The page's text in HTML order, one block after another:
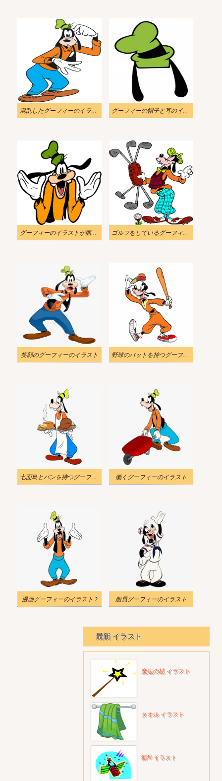
混乱したグーフィーのイラスト グーフィーの帽子と耳のイラスト
グーフィーのイラストが面白そう ゴルフをしているグーフィーのイラスト
笑顔のグーフィーのイラスト 野球のバットを持つグーフィーのイラスト
七面鳥とパンを持つグーフィーのイラスト 働くグーフィーのイラスト
漫画グーフィーのイラスト 2 船員グーフィーのイラスト
最新 イラスト
魔法の杖 イラスト
タオル イラスト
衛星イラスト